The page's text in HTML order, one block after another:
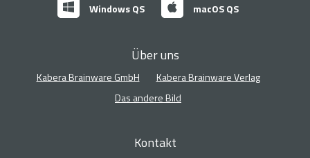
Windows QS macOS QS
Über uns
Kabera Brainware GmbH
Kabera Brainware Verlag
Das andere Bild
Kontakt